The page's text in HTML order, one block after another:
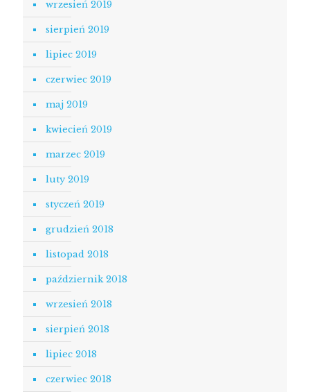
wrzesień 2019
sierpień 2019
lipiec 2019
czerwiec 2019
maj 2019
kwiecień 2019
marzec 2019
luty 2019
styczeń 2019
grudzień 2018
listopad 2018
październik 2018
wrzesień 2018
sierpień 2018
lipiec 2018
czerwiec 2018